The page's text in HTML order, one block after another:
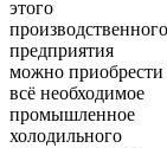
этого
производственного
предприятия
можно приобрести
всё необходимое
промышленное
холодильного